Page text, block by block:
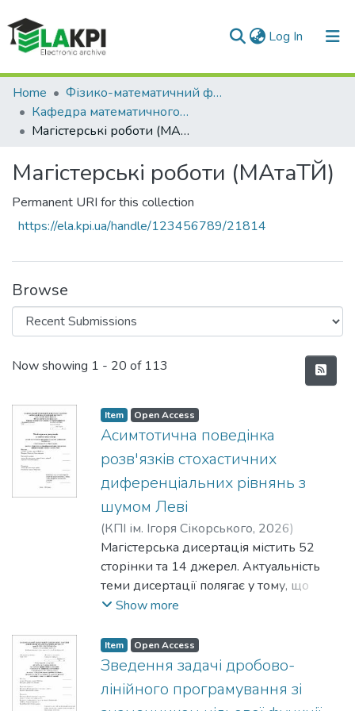
Log In (current)
Communities & Collections
All of DSpace
Home
Фізико-математичний факультет (ФМФ)
Кафедра математичного аналізу та теорії ймовірностей (МАтаТЙ)
Магістерські роботи (МАтаТЙ)
Магістерські роботи (МАтаТЙ)
Permanent URI for this collection
https://ela.kpi.ua/handle/123456789/21814
Browse
Recent Submissions
Now showing 1 - 20 of 113
Item Open Access
Асимтотична поведінка
розв'язків стохастичних
диференціальних рівнянь з
шумом Леві
(КПІ ім. Ігоря Сікорського, 2026)
Ващенко, Валентин Валентинович;
Арясова, Ольга Вікторівна
Магістерська дисертація містить 52
сторінки та 14 джерел. Актуальність
теми дисертації полягає у тому, що
задача повної класифікації
нелінійного стохастичного
диференціального рівняння, збуреного
чисто-стрибковим процесом Леві з
важкохвостою мірою, у загальному
Show more
Item Open Access
Зведення задачi дробово-
лiнiйного програмування зi